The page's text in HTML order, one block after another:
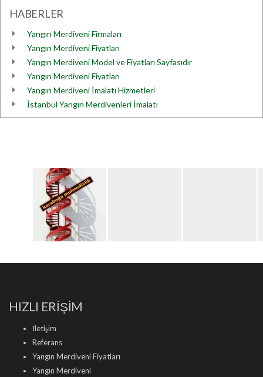
HABERLER
Yangın Merdiveni Firmaları
Yangın Merdiveni Fiyatları
Yangın Merdiveni Model ve Fiyatları Sayfasıdır
Yangın Merdiveni Fiyatları
Yangın Merdiveni İmalatı Hizmetleri
İstanbul Yangın Merdivenleri İmalatı
HIZLI ERİŞİM
İletişim
Referans
Yangın Merdiveni Fiyatları
Yangın Merdiveni